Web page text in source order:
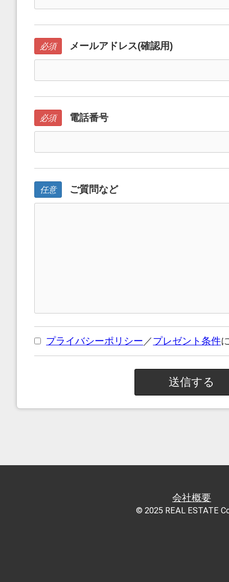
必須 メールアドレス(確認用)
必須 電話番号
任意 ご質問など
プライバシーポリシー／プレゼント条件
会社概要
© 2025 REAL ESTATE